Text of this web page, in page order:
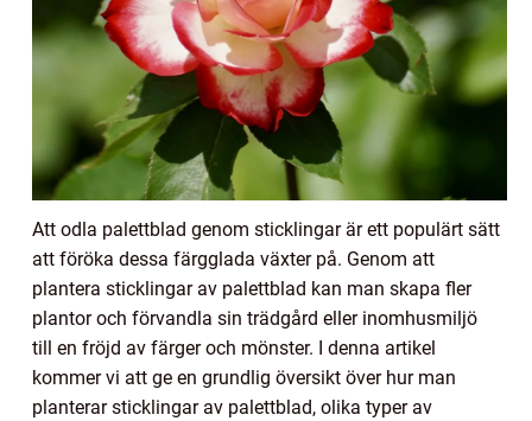
Att odla palettblad genom sticklingar är ett populärt sätt
att föröka dessa färgglada växter på. Genom att
plantera sticklingar av palettblad kan man skapa fler
plantor och förvandla sin trädgård eller inomhusmiljö
till en fröjd av färger och mönster. I denna artikel
kommer vi att ge en grundlig översikt över hur man
planterar sticklingar av palettblad, olika typer av